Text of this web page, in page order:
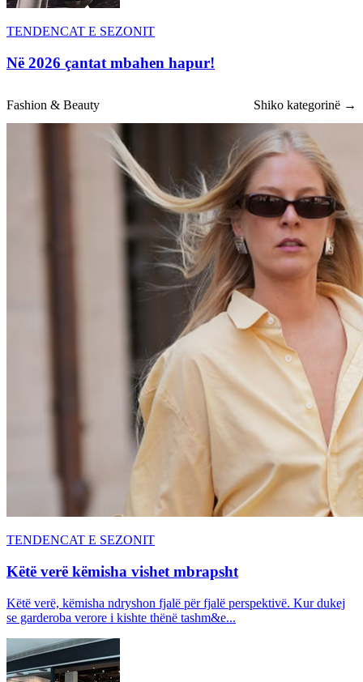
TENDENCAT E SEZONIT
Në 2026 çantat mbahen hapur!
Fashion & Beauty Shiko kategorinë →
TENDENCAT E SEZONIT
Këtë verë këmisha vishet mbrapsht
Këtë verë, këmisha ndryshon fjalë për fjalë perspektivë. Kur dukej
se garderoba verore i kishte thënë tashm&e...